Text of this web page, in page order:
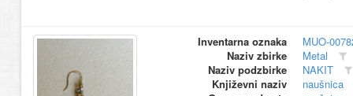
Inventarna oznaka
MUO-
Naziv zbirke
Metal
Naziv podzbirke
NAKIT
Književni naziv
naušnica